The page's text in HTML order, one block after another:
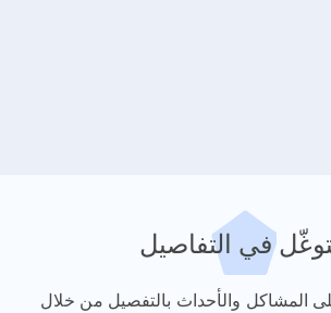
في التفاصيل
المشاكل والأحداث بالتفصيل من خلال